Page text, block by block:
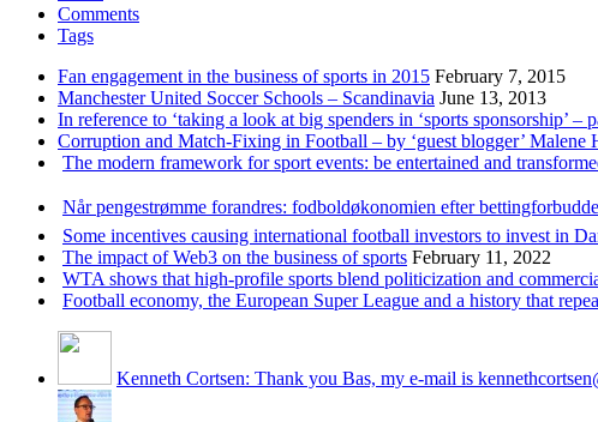
Comments
Tags
Fan engagement in the business of sports in 2015 February 7, 2015
Manchester United Soccer Schools – Scandinavia June 13, 2013
In reference to ‘taking a look at big spenders in ‘sports sponsorship’ –
Corruption and Match-Fixing in Football – by ‘guest blogger’ Malene
The modern framework for sport events: be entertained and
Når pengestrømme forandres: fodboldøkonomien efter
Some incentives causing international football investors to invest in
The impact of Web3 on the business of sports February 11, 2022
WTA shows that high-profile sports blend politicization and
Football economy, the European Super League and a history that
Kenneth Cortsen: Thank you Bas, my e-mail is